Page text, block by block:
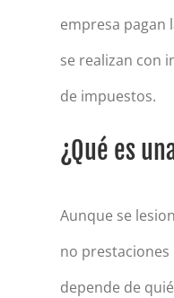
empresa pagan
se realizan con
de impuestos.
¿Qué es
Aunque se
no
depende de